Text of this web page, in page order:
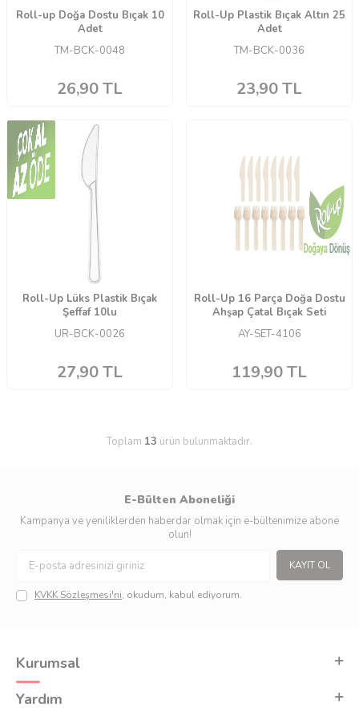
Roll-up Doğa Dostu Bıçak 10
Adet
TM-BCK-0048
26,90TL
Roll-Up Plastik Bıçak Altın 25
Adet
TM-BCK-0036
23,90TL
Roll-Up Lüks Plastik Bıçak
Şeffaf 10lu
UR-BCK-0026
27,90TL
Roll-Up 16 Parça Doğa Dostu
Ahşap Çatal Bıçak Seti
AY-SET-4106
119,90TL
Toplam 13 ürün bulunmaktadır.
E-Bülten Aboneliği
Kampanya ve yeniliklerden haberdar olmak için e-bültenimize abone
olun!
KAYIT OL
KVKK Sözleşmesi'ni, okudum, kabul ediyorum.
Kurumsal
Yardım